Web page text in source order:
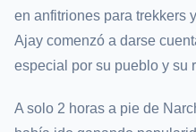
en anfitriones para trekkers
Ajay comenzó a darse
especial por su pueblo y su
A solo 2 horas a pie de